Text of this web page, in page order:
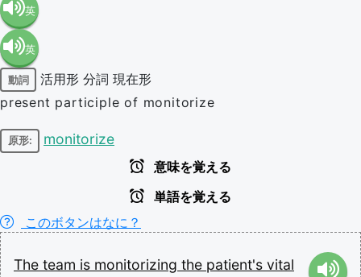
英
語（米
国）
(en-US)
英
語（イ
ギリ
(en-GB)
動詞 活用形 分詞 現在形
present participle of monitorize
原形: monitorize
意味を覚える
単語を覚える
このボタンはなに？
The team is monitorizing the patient's vital